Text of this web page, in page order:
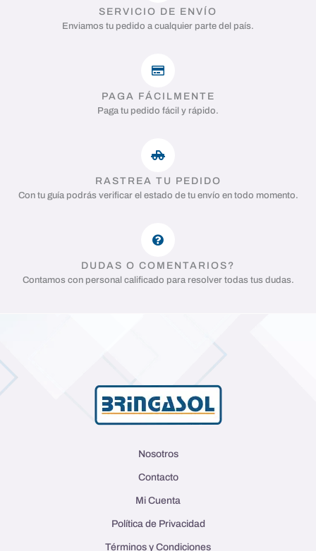
SERVICIO DE ENVÍO
Enviamos tu pedido a cualquier parte del país.
PAGA FÁCILMENTE
Paga tu pedido fácil y rápido.
RASTREA TU PEDIDO
Con tu guía podrás verificar el estado de tu envío en todo momento.
DUDAS O COMENTARIOS?
Contamos con personal calificado para resolver todas tus dudas.
Nosotros
Contacto
Mi Cuenta
Política de Privacidad
Términos y Condiciones